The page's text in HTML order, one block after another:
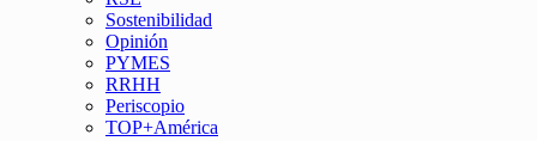
Sostenibilidad
Opinión
PYMES
RRHH
Periscopio
TOP+América